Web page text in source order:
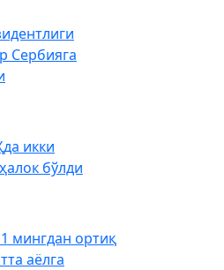
Сербияга
икки
бўлди
мингдан ортиқ
аёлга